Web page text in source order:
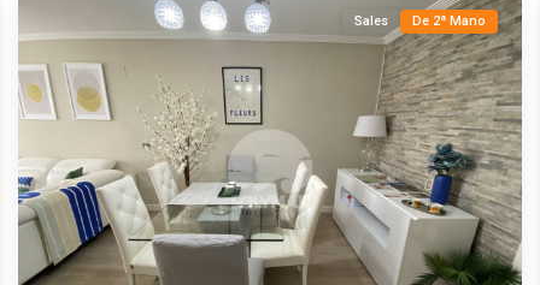
Sales De 2ª Mano